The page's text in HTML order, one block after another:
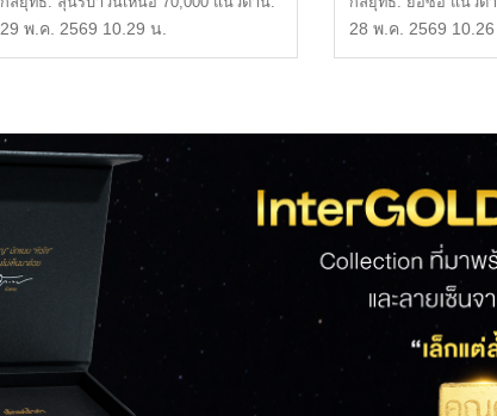
$4,580 = 70,2 […]
29 พ.ค. 2569 10.29 น.
บาท แนวรับ: $ […]
28 พ.ค. 2569 10.26